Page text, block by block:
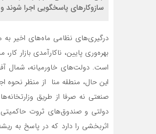
سازوکارهای پاسخگویی اجرا شوند
درگیری‌های نظامی ماه‌های اخیر
بهره‌وری پایین، ناکارآمدی بازار
است. دولت‌های خاورمیانه، شمال
این حال، منطقه منا از منظر نحوه
صنعتی نه صرفا از طریق
اثربخشی را دارد که در پاسخ به